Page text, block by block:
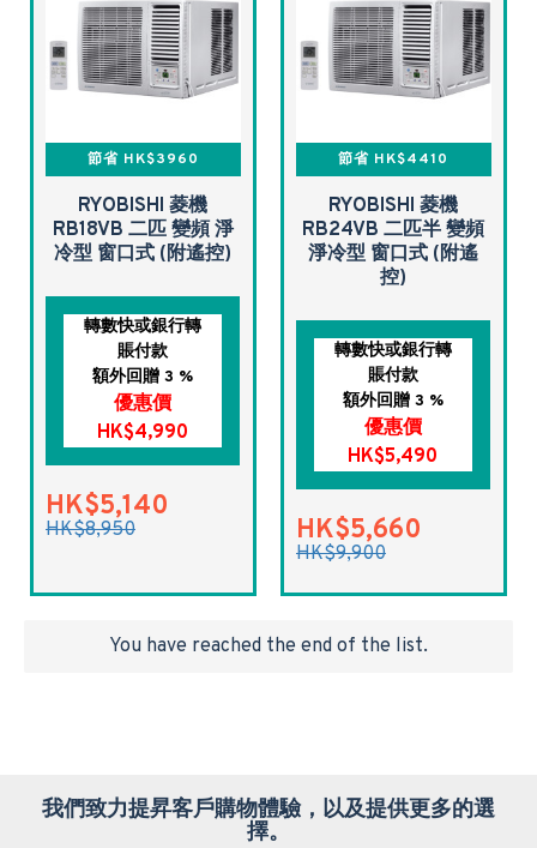
節省 HK$3960
RYOBISHI 菱機
RB18VB 二匹 變頻 淨
冷型 窗口式 (附遙控)
轉數快或銀行轉
賬付款
額外回贈 3 %
優惠價
HK$4,990
HK$5,140
HK$8,950
節省 HK$4410
RYOBISHI 菱機
RB24VB 二匹半 變頻
淨冷型 窗口式 (附遙
控)
轉數快或銀行轉
賬付款
額外回贈 3 %
優惠價
HK$5,490
HK$5,660
HK$9,900
You have reached the end of the list.
我們致力提昇客戶購物體驗，以及提供更多的選
擇。